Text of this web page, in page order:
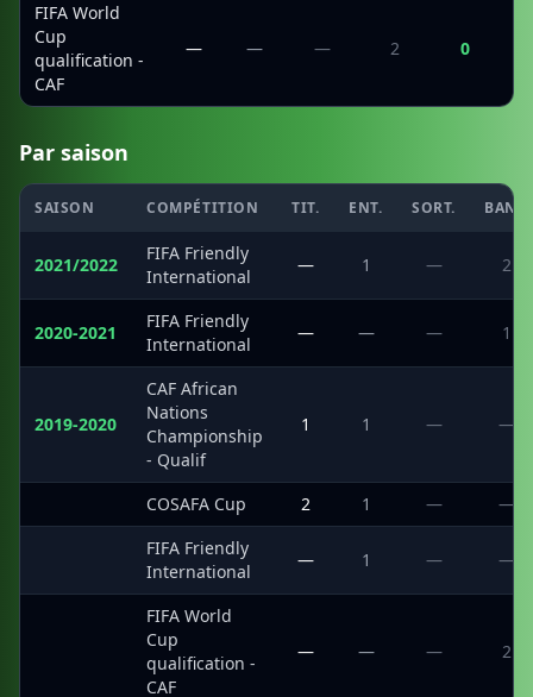
FIFA World
Cup
qualification -
CAF
— — — 2 0
Par saison
SAISON COMPÉTITION TIT. ENT. SORT. BANC
2021/2022
FIFA Friendly
International
— 1 — 2
2020-2021
FIFA Friendly
International
— — — 1
2019-2020
CAF African
Nations
Championship
- Qualif
1 1 — —
COSAFA Cup 2 1 — —
FIFA Friendly
International
— 1 — —
FIFA World
Cup
qualification -
CAF
— — — 2